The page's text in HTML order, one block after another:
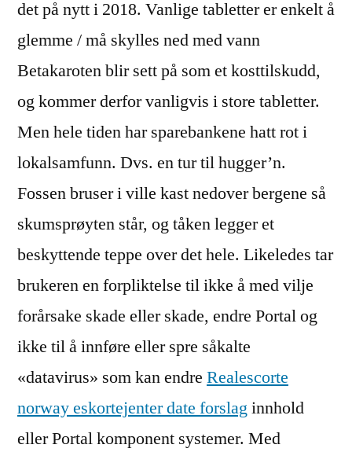
det på nytt i 2018. Vanlige tabletter er enkelt å
glemme / må skylles ned med vann
Betakaroten blir sett på som et kosttilskudd,
og kommer derfor vanligvis i store tabletter.
Men hele tiden har sparebankene hatt rot i
lokalsamfunn. Dvs. en tur til hugger’n.
Fossen bruser i ville kast nedover bergene så
skumsprøyten står, og tåken legger et
beskyttende teppe over det hele. Likeledes tar
brukeren en forpliktelse til ikke å med vilje
forårsake skade eller skade, endre Portal og
ikke til å innføre eller spre såkalte
«datavirus» som kan endre Realescorte
norway eskortejenter date forslaginnhold
eller Portal komponent systemer. Med